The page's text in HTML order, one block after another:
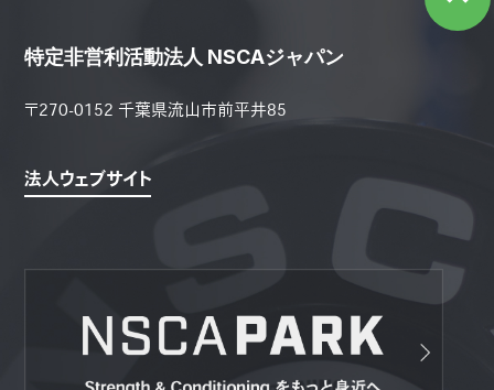
特定非営利活動法人 NSCAジャパン
〒270-0152 千葉県流山市前平井85
法人ウェブサイト